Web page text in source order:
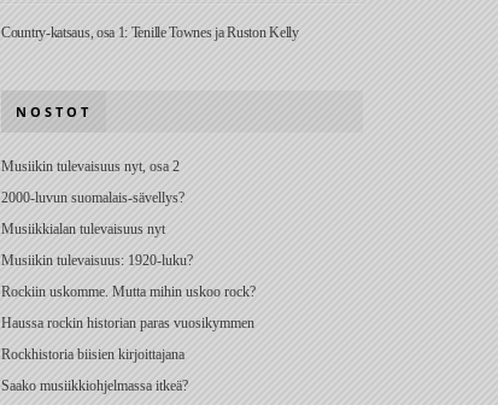
Country-katsaus, osa 1: Tenille Townes ja Ruston Kelly
NOSTOT
Musiikin tulevaisuus nyt, osa 2
2000-luvun suomalais-sävellys?
Musiikkialan tulevaisuus nyt
Musiikin tulevaisuus: 1920-luku?
Rockiin uskomme. Mutta mihin uskoo rock?
Haussa rockin historian paras vuosikymmen
Rockhistoria biisien kirjoittajana
Saako musiikkiohjelmassa itkeä?